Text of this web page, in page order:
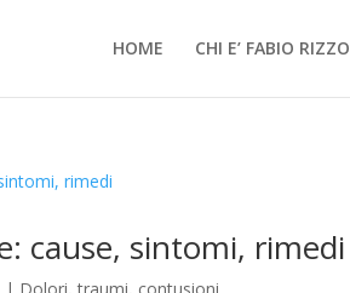
HOME CHI E’ FABIO RIZZO
cause, sintomi, rimedi